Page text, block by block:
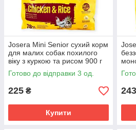
Josera Mini Senior сухий корм
для малих собак похилого
віку з куркою та рисом 900 г
безглютеновий з дрібними
крокетами
Готово до відправки 3 од.
225 ₴
Купити
243